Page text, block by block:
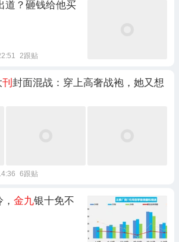
道？砸钱给他买
2跟贴
刊 封面混战：穿上高奢战袍，她又想
6跟贴
金九银十免不